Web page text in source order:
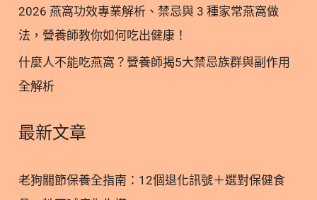
2026 燕窩功效專業解析、禁忌與 3 種家常燕窩做
法，營養師教你如何吃出健康！
什麼人不能吃燕窩？營養師揭5大禁忌族群與副作用
全解析
最新文章
老狗關節保養全指南：12個退化訊號＋選對保健食